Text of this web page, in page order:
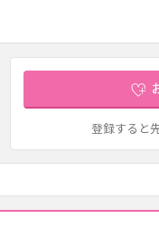
登録すると